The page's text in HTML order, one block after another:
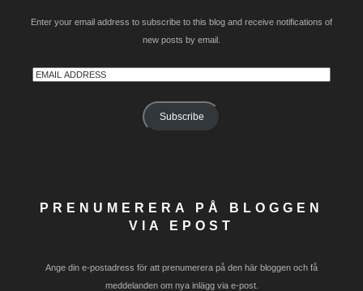
Enter your email address to subscribe to this blog and receive notifications of
new posts by email.
Email
Subscribe
PRENUMERERA PÅ BLOGGEN
VIA EPOST
Ange din e-postadress för att prenumerera på den här bloggen och få
meddelanden om nya inlägg via e-post.